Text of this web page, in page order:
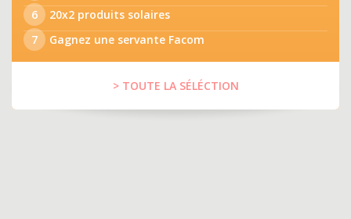
6
20x2 produits solaires
7
Gagnez une servante Facom
> TOUTE LA SÉLÉCTION